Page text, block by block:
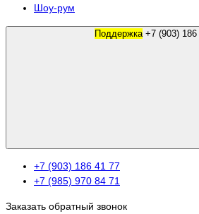
Шоу-рум
Поддержка
+7 (903) 186 41 77
+7 (985) 970 84 71
Заказать обратный звонок